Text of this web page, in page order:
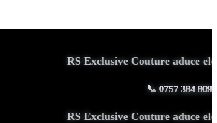
RS Exclusive Couture aduce eleganță
📞 0757 384 809
RS Exclusive Couture aduce eleganță